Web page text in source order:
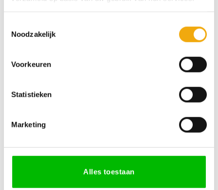
Noodzakelijk
Voorkeuren
Statistieken
Marketing
Alles toestaan
Categorie:Samples
VERKRIJGBARE DIKTE LEVERTIJD